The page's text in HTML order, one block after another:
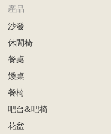
產品
沙發
休閒椅
餐桌
矮桌
餐椅
吧台&吧椅
花盆